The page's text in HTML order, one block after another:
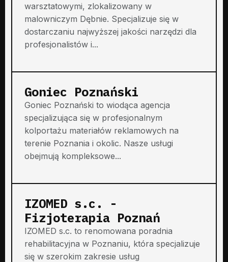
warsztatowymi, zlokalizowany w
malowniczym Dębnie. Specjalizuje się w
dostarczaniu najwyższej jakości narzędzi dla
profesjonalistów i...
Goniec Poznański
Goniec Poznański to wiodąca agencja
specjalizująca się w profesjonalnym
kolportażu materiałów reklamowych na
terenie Poznania i okolic. Nasze usługi
obejmują kompleksowe...
IZOMED s.c. -
Fizjoterapia Poznań
IZOMED s.c. to renomowana poradnia
rehabilitacyjna w Poznaniu, która specjalizuje
się w szerokim zakresie usług